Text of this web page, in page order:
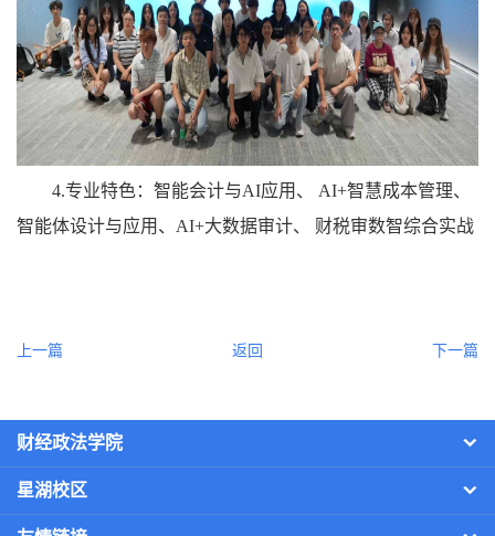
4.专业特色：智能会计与AI应用、 AI+智慧成本管理、
智能体设计与应用、AI+大数据审计、 财税审数智综合实战
上一篇 返回 下一篇
财经政法学院
星湖校区